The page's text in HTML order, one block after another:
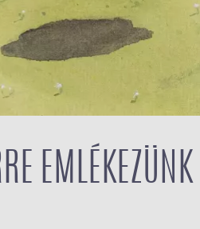
EMLÉKEZÜNK